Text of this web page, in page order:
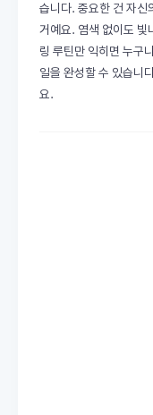
습니다. 중요한 건 자신
거예요. 염색 없이도 빛
링 루틴만 익히면 누구
일을 완성할 수 있습니
요.